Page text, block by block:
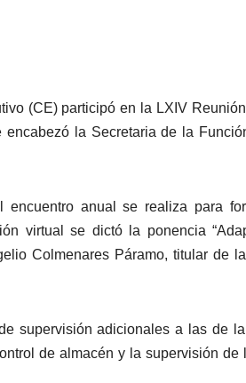
(CE) participó en la LXIV
la Secretaria de la
encuentro anual se realiza para
virtual se dictó la ponencia
Colmenares Páramo, titular de
supervisión adicionales a las de
de almacén y la supervisión de